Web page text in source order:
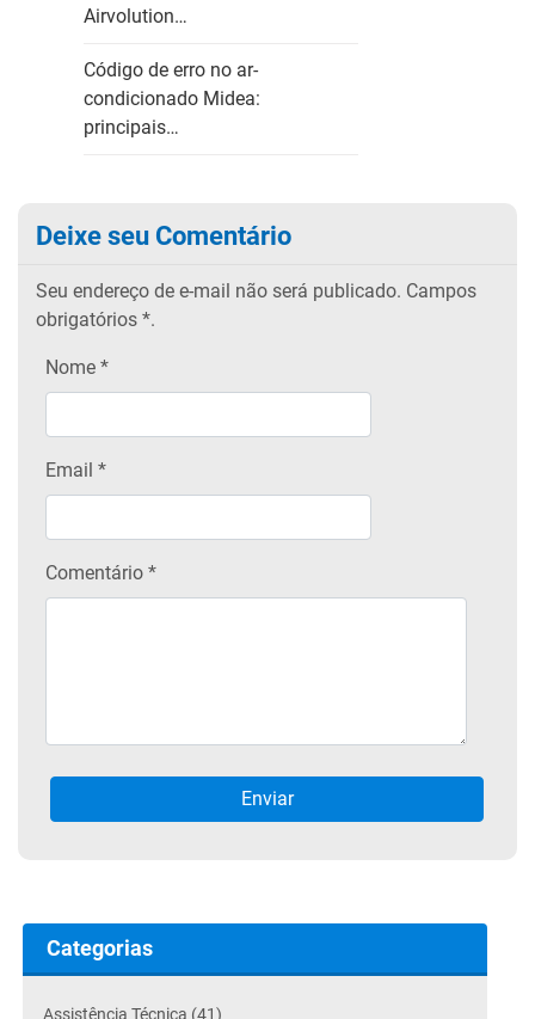
Airvolution…
Código de erro no ar-
condicionado Midea:
principais…
Deixe seu Comentário
Seu endereço de e-mail não será publicado. Campos
obrigatórios *.
Nome *
Email *
Comentário *
Categorias
Assistência Técnica (41)